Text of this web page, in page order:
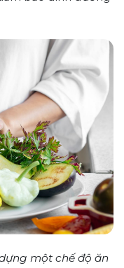
một chế độ ăn